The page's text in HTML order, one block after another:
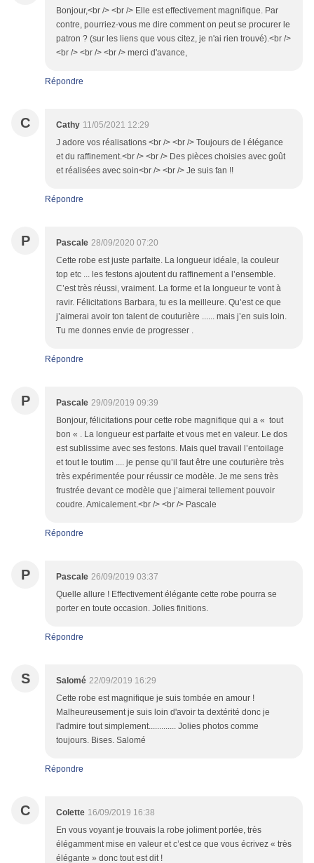
Bonjour,<br /> <br /> Elle est effectivement magnifique. Par
contre, pourriez-vous me dire comment on peut se procurer le
patron ? (sur les liens que vous citez, je n'ai rien trouvé).<br />
<br /> <br /> <br /> merci d'avance,
Répondre
C Cathy 11/05/2021 12:29
J adore vos réalisations <br /> <br /> Toujours de l élégance
et du raffinement.<br /> <br /> Des pièces choisies avec goût
et réalisées avec soin<br /> <br /> Je suis fan !!
Répondre
P Pascale 28/09/2020 07:20
Cette robe est juste parfaite. La longueur idéale, la couleur
top etc ... les festons ajoutent du raffinement a l’ensemble.
C’est très réussi, vraiment. La forme et la longueur te vont à
ravir. Félicitations Barbara, tu es la meilleure. Qu’est ce que
j’aimerai avoir ton talent de couturière ...... mais j’en suis loin.
Tu me donnes envie de progresser .
Répondre
P Pascale 29/09/2019 09:39
Bonjour, félicitations pour cette robe magnifique qui a « tout
bon « . La longueur est parfaite et vous met en valeur. Le dos
est sublissime avec ses festons. Mais quel travail l’entoilage
et tout le toutim .... je pense qu’il faut être une couturière très
très expérimentée pour réussir ce modèle. Je me sens très
frustrée devant ce modèle que j’aimerai tellement pouvoir
coudre. Amicalement.<br /> <br /> Pascale
Répondre
P Pascale 26/09/2019 03:37
Quelle allure ! Effectivement élégante cette robe pourra se
porter en toute occasion. Jolies finitions.
Répondre
S Salomé 22/09/2019 16:29
Cette robe est magnifique je suis tombée en amour !
Malheureusement je suis loin d'avoir ta dextérité donc je
l'admire tout simplement............. Jolies photos comme
toujours. Bises. Salomé
Répondre
C Colette 16/09/2019 16:38
En vous voyant je trouvais la robe joliment portée, très
élégamment mise en valeur et c’est ce que vous écrivez « très
élégante » donc tout est dit !